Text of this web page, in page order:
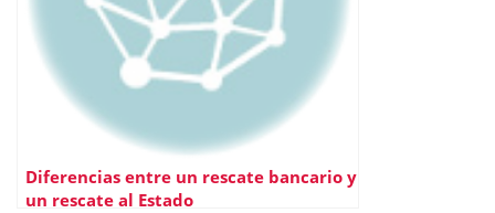
Diferencias entre un rescate bancario y
un rescate al Estado